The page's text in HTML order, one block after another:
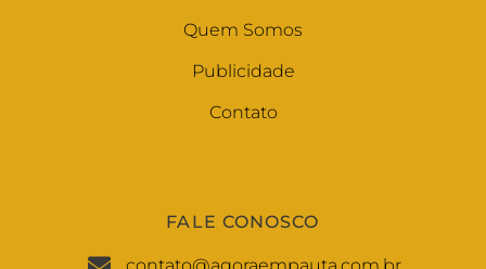
Quem Somos
Publicidade
Contato
FALE CONOSCO
contato@agoraempauta.com.br